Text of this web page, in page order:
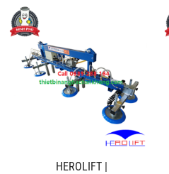
HEROLIFT |